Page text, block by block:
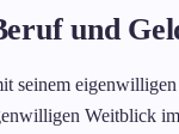
und
seinem
Weitblick